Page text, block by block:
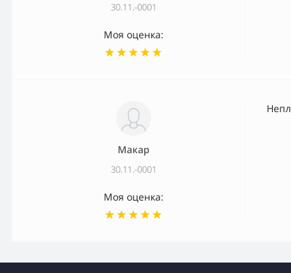
30.11.-0001
Моя оценка:
Макар
30.11.-0001
Моя оценка: